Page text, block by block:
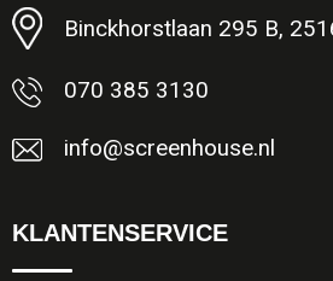
Binckhorstlaan 295 B,
070 385 3130
info@screenhouse.nl
KLANTENSERVICE